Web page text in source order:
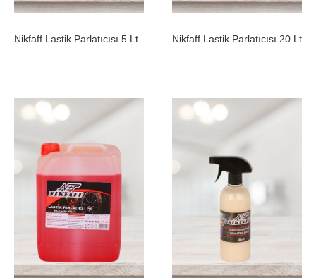
Nikfaff Lastik Parlatıcısı 5 Lt Nikfaff Lastik Parlatıcısı 20 Lt